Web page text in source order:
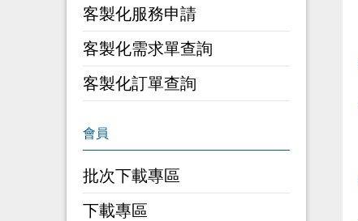
客製化服務申請
客製化需求單查詢
客製化訂單查詢
批次下載專區
下載專區